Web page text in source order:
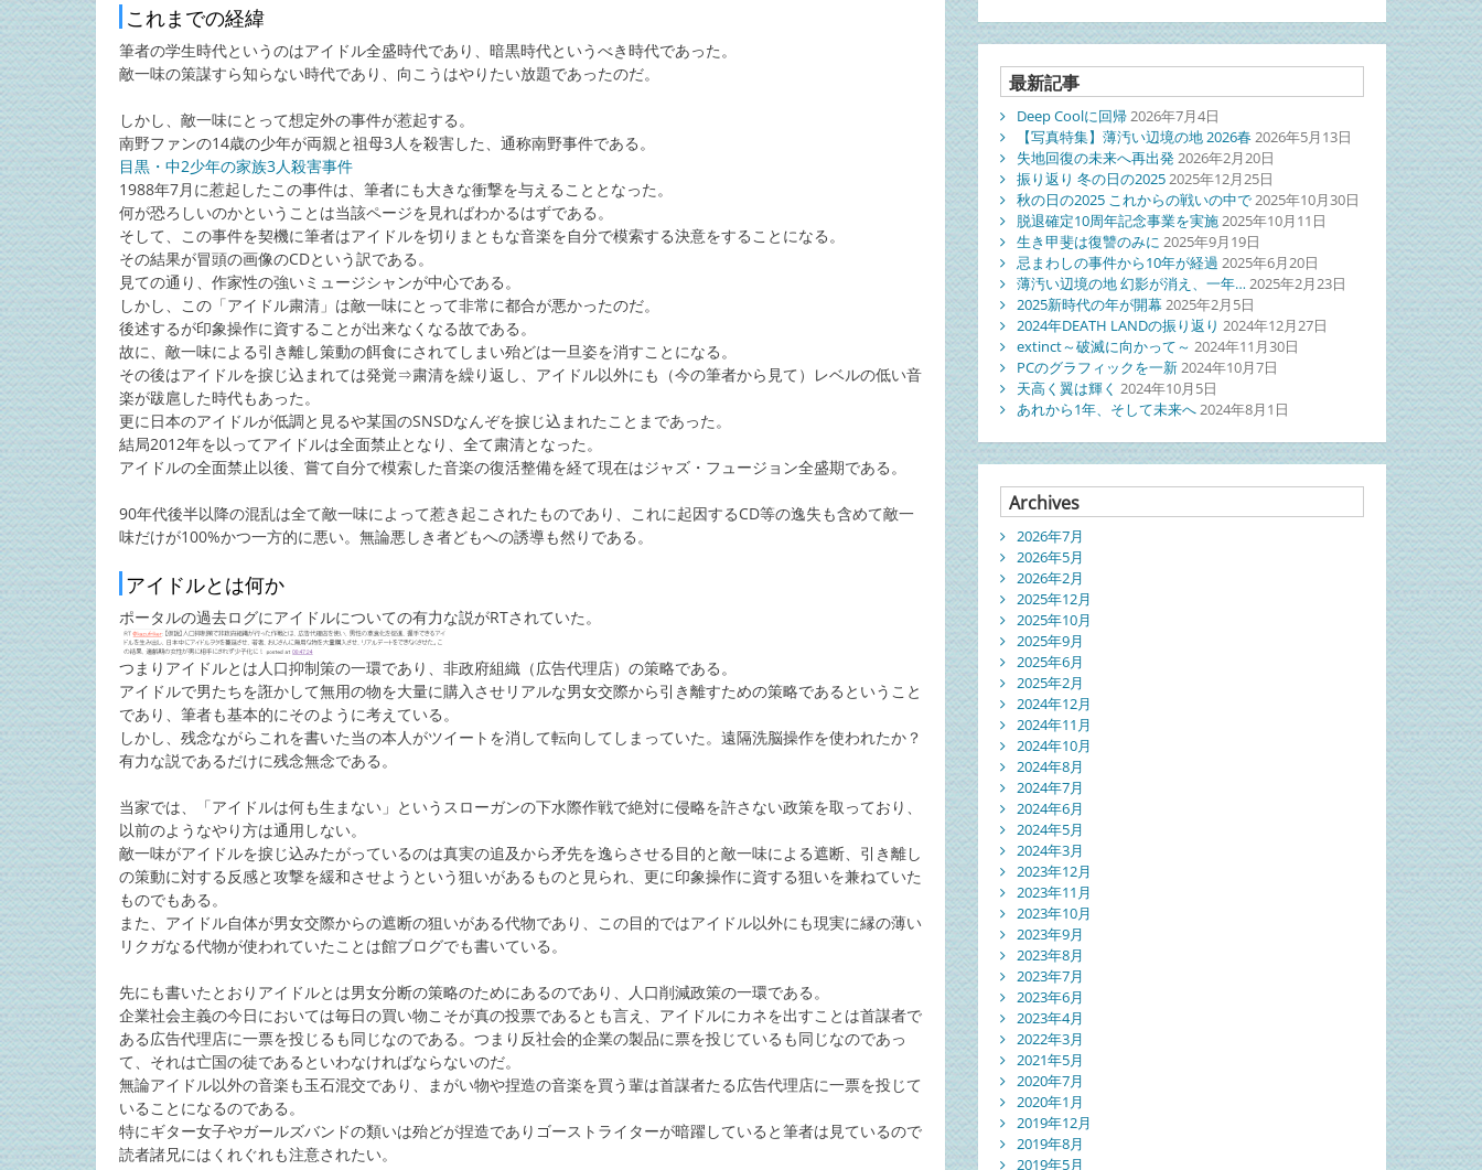
これまでの経緯
筆者の学生時代というのはアイドル全盛時代であり、暗黒時代というべき時代であった。
敵一味の策謀すら知らない時代であり、向こうはやりたい放題であったのだ。
しかし、敵一味にとって想定外の事件が惹起する。
南野ファンの14歳の少年が両親と祖母3人を殺害した、通称南野事件である。
目黒・中2少年の家族3人殺害事件
1988年7月に惹起したこの事件は、筆者にも大きな衝撃を与えることとなった。
何が恐ろしいのかということは当該ページを見ればわかるはずである。
そして、この事件を契機に筆者はアイドルを切りまともな音楽を自分で模索する決意をすることになる。
その結果が冒頭の画像のCDという訳である。
見ての通り、作家性の強いミュージシャンが中心である。
しかし、この「アイドル粛清」は敵一味にとって非常に都合が悪かったのだ。
後述するが印象操作に資することが出来なくなる故である。
故に、敵一味による引き離し策動の餌食にされてしまい殆どは一旦姿を消すことになる。
その後はアイドルを捩じ込まれては発覚⇒粛清を繰り返し、アイドル以外にも（今の筆者から見て）レベルの低い音
楽が跋扈した時代もあった。
更に日本のアイドルが低調と見るや某国のSNSDなんぞを捩じ込まれたことまであった。
結局2012年を以ってアイドルは全面禁止となり、全て粛清となった。
アイドルの全面禁止以後、嘗て自分で模索した音楽の復活整備を経て現在はジャズ・フュージョン全盛期である。
90年代後半以降の混乱は全て敵一味によって惹き起こされたものであり、これに起因するCD等の逸失も含めて敵一
味だけが100%かつ一方的に悪い。無論悪しき者どもへの誘導も然りである。
アイドルとは何か
ポータルの過去ログにアイドルについての有力な説がRTされていた。
つまりアイドルとは人口抑制策の一環であり、非政府組織（広告代理店）の策略である。
アイドルで男たちを誑かして無用の物を大量に購入させリアルな男女交際から引き離すための策略であるということ
であり、筆者も基本的にそのように考えている。
しかし、残念ながらこれを書いた当の本人がツイートを消して転向してしまっていた。遠隔洗脳操作を使われたか？
有力な説であるだけに残念無念である。
当家では、「アイドルは何も生まない」というスローガンの下水際作戦で絶対に侵略を許さない政策を取っており、
以前のようなやり方は通用しない。
敵一味がアイドルを捩じ込みたがっているのは真実の追及から矛先を逸らさせる目的と敵一味による遮断、引き離し
の策動に対する反感と攻撃を緩和させようという狙いがあるものと見られ、更に印象操作に資する狙いを兼ねていた
ものでもある。
また、アイドル自体が男女交際からの遮断の狙いがある代物であり、この目的ではアイドル以外にも現実に縁の薄い
リクガなる代物が使われていたことは館ブログでも書いている。
先にも書いたとおりアイドルとは男女分断の策略のためにあるのであり、人口削減政策の一環である。
企業社会主義の今日においては毎日の買い物こそが真の投票であるとも言え、アイドルにカネを出すことは首謀者で
ある広告代理店に一票を投じるも同じなのである。つまり反社会的企業の製品に票を投じているも同じなのであっ
て、それは亡国の徒であるといわなければならないのだ。
無論アイドル以外の音楽も玉石混交であり、まがい物や捏造の音楽を買う輩は首謀者たる広告代理店に一票を投じて
いることになるのである。
特にギター女子やガールズバンドの類いは殆どが捏造でありゴーストライターが暗躍していると筆者は見ているので
読者諸兄にはくれぐれも注意されたい。
最新記事
Deep Coolに回帰2026年7月4日
【写真特集】薄汚い辺境の地 2026春2026年5月13日
失地回復の未来へ再出発2026年2月20日
振り返り 冬の日の20252025年12月25日
秋の日の2025 これからの戦いの中で2025年10月30日
脱退確定10周年記念事業を実施2025年10月11日
生き甲斐は復讐のみに 2025年9月19日
忌まわしの事件から10年が経過 2025年6月20日
薄汚い辺境の地 幻影が消え、一年… 2025年2月23日
2025新時代の年が開幕2025年2月5日
2024年DEATH LANDの振り返り 2024年12月27日
extinct～破滅に向かって～ 2024年11月30日
PCのグラフィックを一新2024年10月7日
天高く翼は輝く 2024年10月5日
あれから1年、そして未来へ2024年8月1日
Archives
2026年7月
2026年5月
2026年2月
2025年12月
2025年10月
2025年9月
2025年6月
2025年2月
2024年12月
2024年11月
2024年10月
2024年8月
2024年7月
2024年6月
2024年5月
2024年3月
2023年12月
2023年11月
2023年10月
2023年9月
2023年8月
2023年7月
2023年6月
2023年4月
2022年3月
2021年5月
2020年7月
2020年1月
2019年12月
2019年8月
2019年5月